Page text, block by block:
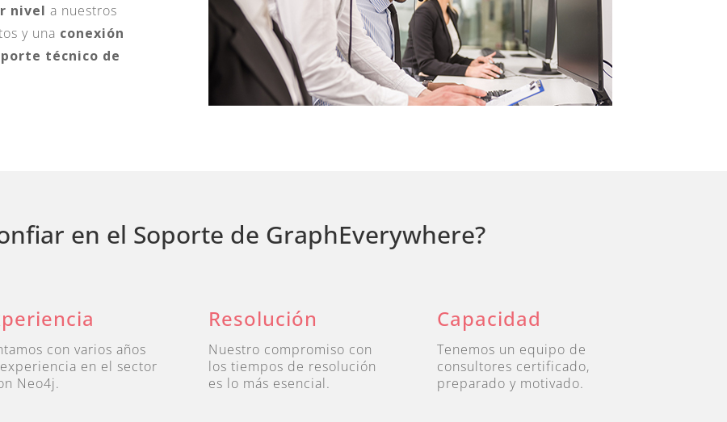
nivel a nuestros
y una conexión
técnico de
en el Soporte de GraphEverywhere?
con varios años
en el sector
Neo4j.
Resolución
Nuestro compromiso con
los tiempos de resolución
es lo más esencial.
Capacidad
Tenemos un equipo de
consultores certificado,
preparado y motivado.